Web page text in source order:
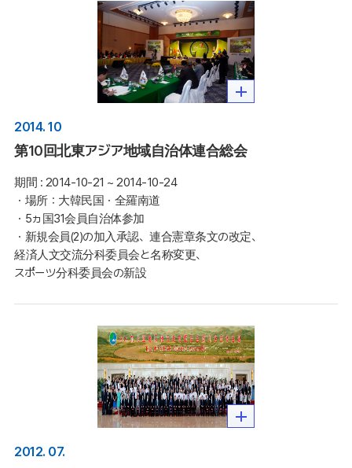
2014. 10
第10回北東アジア地域自治体連合総会
期間 : 2014-10-21 ~ 2014-10-24
・場所：大韓民国・全羅南道
・5ヵ国31会員自治体参加
・新規会員(2)の加入承認、連合憲章条文の改定、
経済人文交流分科委員会と名称変更、
スポーツ分科委員会の新設
2012. 07.